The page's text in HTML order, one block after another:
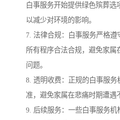
白事服务开始提供绿色殡葬选
以减少对环境的影响。
7. 法律合规：白事服务严格
所有程序合法合规，避免家属
问题。
8. 透明收费：正规的白事服
准，避免家属在悲痛时期遭遇
9. 后续服务：一些白事服务机